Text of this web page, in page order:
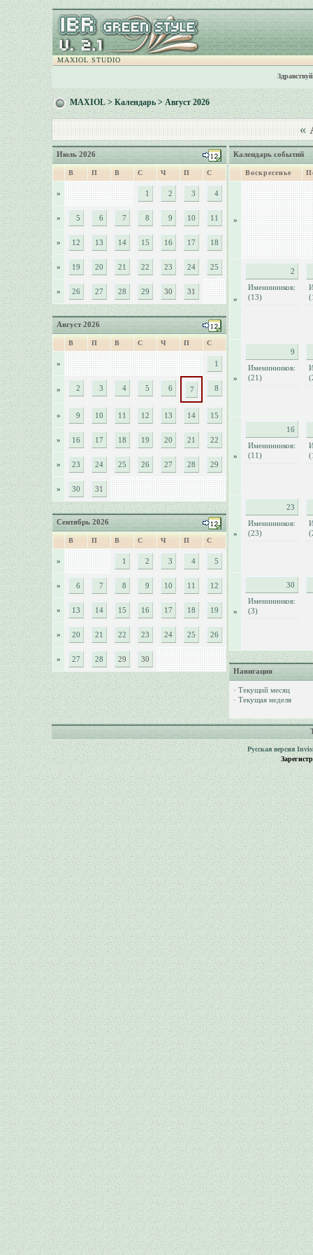
MAXIOL STUDIO
MAXIOL>Календарь> Август 2026
«
Июль 2026
В П В С Ч П С
» 1 2 3 4
» 5 6 7 8 9 10 11
» 12 13 14 15 16 17 18
» 19 20 21 22 23 24 25
» 26 27 28 29 30 31
Август 2026
В П В С Ч П С
» 1
» 2 3 4 5 6 7 8
» 9 10 11 12 13 14 15
» 16 17 18 19 20 21 22
» 23 24 25 26 27 28 29
» 30 31
Сентябрь 2026
В П В С Ч П С
» 1 2 3 4 5
» 6 7 8 9 10 11 12
» 13 14 15 16 17 18 19
» 20 21 22 23 24 25 26
» 27 28 29 30
Календарь событий
Воскресенье
»
»
2
Именинников:
(13)
»
9
Именинников:
(21)
»
16
Именинников:
(11)
»
23
Именинников:
(23)
»
30
Именинников:
(3)
Навигация
· Текущий месяц
· Текущая неделя
Русская версия